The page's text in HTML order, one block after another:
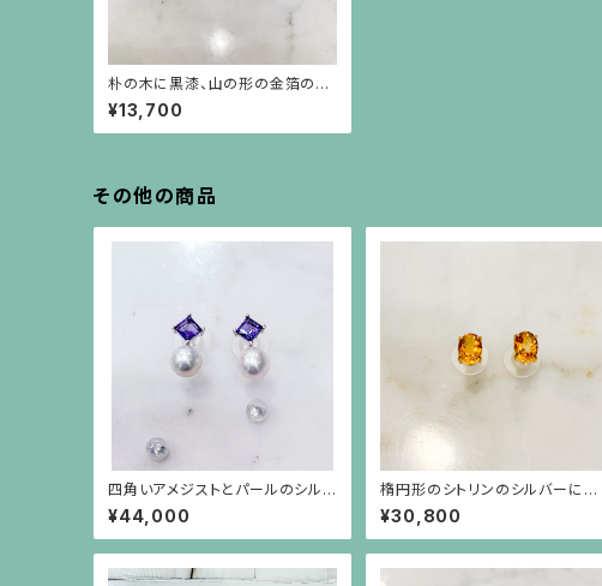
朴の木に黒漆、山の形の金箔のイ
ヤリング・ピアス
¥13,700
その他の商品
四角いアメジストとパールのシルバ
ー枠のピアス(シルバーポスト）
¥44,000
楕円形のシトリンのシルバーにゴ
ールドプレーティングのシンプルな
枠のピアス
¥30,800